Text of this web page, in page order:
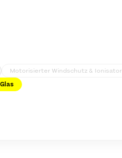
Motorisierter Windschutz & Ionisator